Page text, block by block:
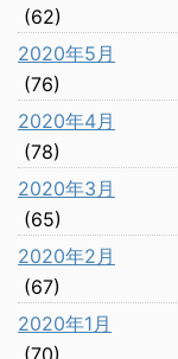
(62)
2020年5月
(76)
2020年4月
(78)
2020年3月
(65)
2020年2月
(67)
2020年1月